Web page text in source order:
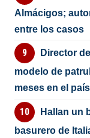
Almácigos;
entre los casos
Director
modelo de
meses en el país
Hallan un
basurero de